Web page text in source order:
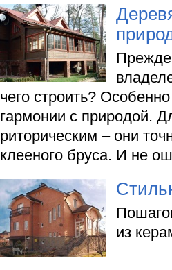
Прежде
чего строить?
гармонии с природой.
риторическим – они
клееного бруса. И не
из